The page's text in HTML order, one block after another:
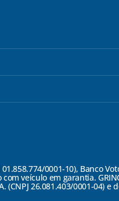
0001-10), Banco
veículo em garantia.
26.081.403/0001-04) e